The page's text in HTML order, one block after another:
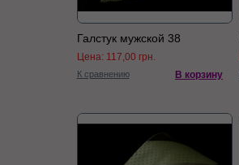
Галстук мужской 38
Цена: 117,00 грн.
К сравнению В корзину